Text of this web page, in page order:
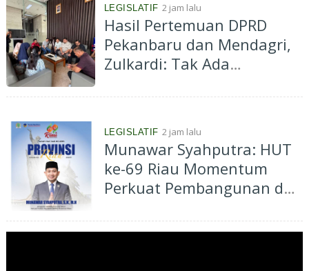
LEGISLATIF 2 jam lalu
Hasil Pertemuan DPRD
Pekanbaru dan Mendagri,
Zulkardi: Tak Ada
133 HGB Pedagang STC,
Rekomendasi Dibuka Jika
Memang Ada!
LEGISLATIF 2 jam lalu
Munawar Syahputra: HUT
ke-69 Riau Momentum
Perkuat Pembangunan dan